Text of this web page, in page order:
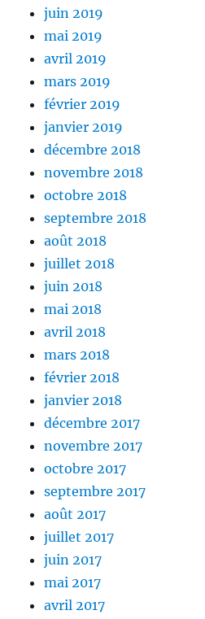
juin 2019
mai 2019
avril 2019
mars 2019
février 2019
janvier 2019
décembre 2018
novembre 2018
octobre 2018
septembre 2018
août 2018
juillet 2018
juin 2018
mai 2018
avril 2018
mars 2018
février 2018
janvier 2018
décembre 2017
novembre 2017
octobre 2017
septembre 2017
août 2017
juillet 2017
juin 2017
mai 2017
avril 2017